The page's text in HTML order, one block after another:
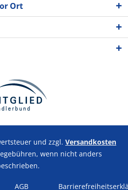
Ort
und zzgl. Versandkosten
wenn nicht anders
AGB